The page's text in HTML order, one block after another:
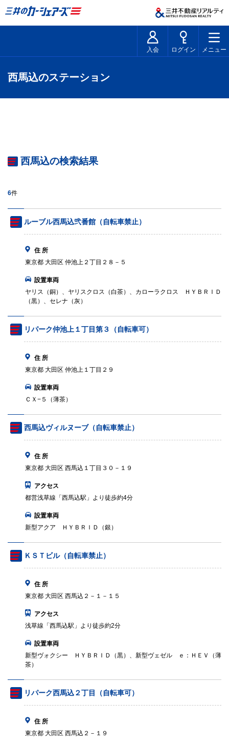
入会 ログイン メニュー
西馬込のステーション
西馬込の検索結果
6件
ルーブル西馬込弐番館（自転車禁止）
住 所
東京都 大田区 仲池上２丁目２８－５
設置車両
ヤリス（銅）、ヤリスクロス（白茶）、カローラクロス ＨＹＢＲＩＤ
（黒）、セレナ（灰）
リパーク仲池上１丁目第３（自転車可）
住 所
東京都 大田区 仲池上１丁目２９
設置車両
ＣＸ−５（薄茶）
西馬込ヴィルヌーブ（自転車禁止）
住 所
東京都 大田区 西馬込１丁目３０－１９
アクセス
都営浅草線「西馬込駅」より徒歩約4分
設置車両
新型アクア ＨＹＢＲＩＤ（銀）
ＫＳＴビル（自転車禁止）
住 所
東京都 大田区 西馬込２－１－１５
アクセス
浅草線「西馬込駅」より徒歩約2分
設置車両
新型ヴォクシー ＨＹＢＲＩＤ（黒）、新型ヴェゼル ｅ：ＨＥＶ（薄
茶）
リパーク西馬込２丁目（自転車可）
住 所
東京都 大田区 西馬込２－１９